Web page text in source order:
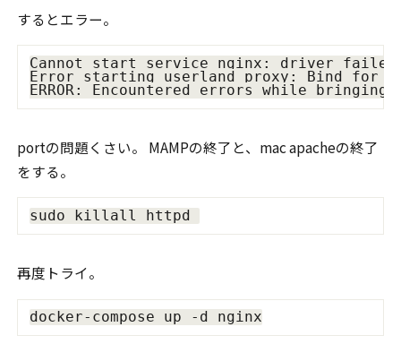
するとエラー。
Cannot start service nginx: driver failed
Error starting userland proxy: Bind for
portの問題くさい。 MAMPの終了と、mac apacheの終了
をする。
再度トライ。